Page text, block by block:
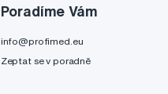
Poradíme Vám
info@profimed.eu
Zeptat se v poradně